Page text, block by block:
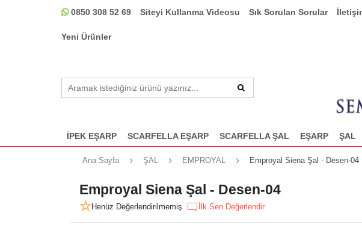
0850 308 52 69 Siteyi Kullanma Videosu Sık Sorulan Sorular
Yeni Ürünler
İPEK EŞARP SCARFELLA EŞARP SCARFELLA ŞAL EŞARP ŞAL
Ana Sayfa ŞAL EMPROYAL Emproyal Siena Şal - Desen-04
Emproyal Siena Şal - Desen-04
Henüz Değerlendirilmemiş İlk Sen Değerlendir